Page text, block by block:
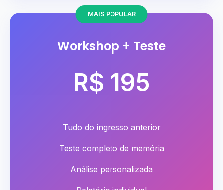
Workshop + Teste
R$ 195
Tudo do ingresso anterior
Teste completo de memória
Análise personalizada